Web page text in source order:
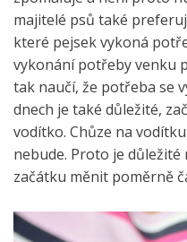
majitelé psů také
které pejsek vykoná
vykonání potřeby venku
tak naučí, že potřeba se
dnech je také důležité,
vodítko. Chůze na
nebude. Proto je
začátku měnit poměrně